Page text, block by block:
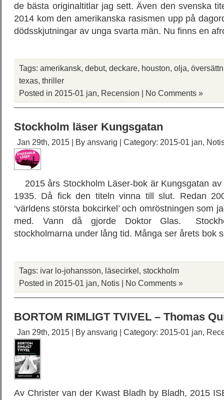
de bästa originaltitlar jag sett. Även den svenska
2014 kom den amerikanska rasismen upp på
dödsskjutningar av unga svarta män. Nu finns en
Tags: amerikansk, debut, deckare, houston, olja,
texas, thriller
Posted in 2015-01 jan, Recension | No Comments »
Stockholm läser Kungsgatan
Jan 29th, 2015 | By ansvarig | Category: 2015-01 jan,
2015 års Stockholm Läser-bok är Kungsgatan av
1935. Då fick den titeln vinna till slut. Redan
‘världens största bokcirkel’ och omröstningen som
med. Vann då gjorde Doktor Glas.
stockholmarna under lång tid. Många ser årets bok
Tags: ivar lo-johansson, läsecirkel, stockholm
Posted in 2015-01 jan, Notis | No Comments »
BORTOM RIMLIGT TVIVEL – Thomas
Jan 29th, 2015 | By ansvarig | Category: 2015-01 jan,
Av Christer van der Kwast Bladh by Bladh, 2015